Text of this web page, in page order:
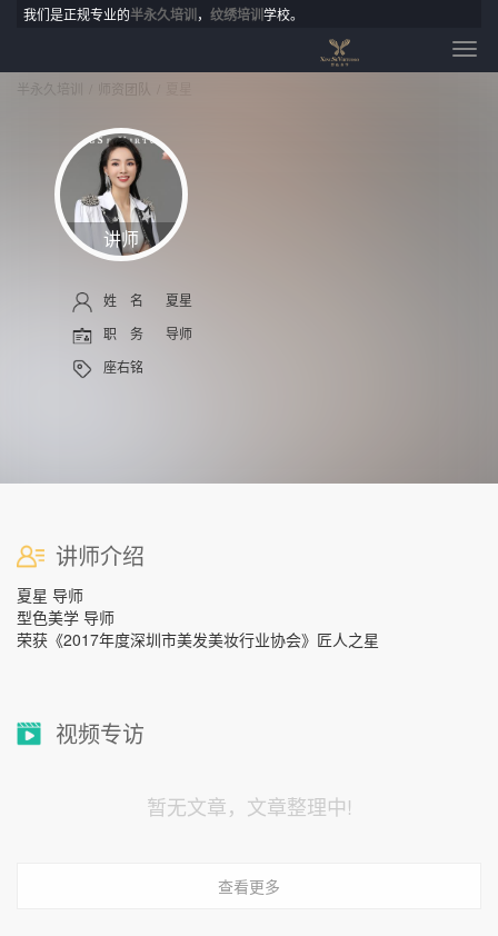
我们是正规专业的半永久培训， 纹绣培训学校。
半永久培训 师资团队
讲师
姓 名
夏星
职 务
导师
座右铭
讲师介绍
夏星 导师
型色美学 导师
荣获《2017年度深圳市美发美妆行业协会》匠人之星
视频专访
暂无文章，文章整理中!
查看更多